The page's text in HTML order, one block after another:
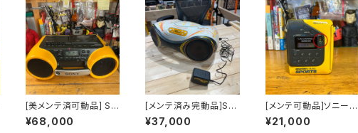
[美メンテ済可動品] So
ny Sports CDラジカ
セ CFD-980
¥68,000
[メンテ済み完動品]So
ny S2 ZS-X1
¥37,000
[メンテ可動品]ソニース
ポーツカセットウォーク
マンsonysports WM
¥21,000